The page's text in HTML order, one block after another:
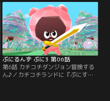
といたあいるんの正体は、あいるん
のことが大すきな『おしるん』だっ
た。 あいるんの大ファンで、あいる
んのいいところを知ってもらいたい
らしい。
ぷにるんず ぷに3 第06話
第6話 カチコチダンジョン冒険する
ん♪／カチコチランドに『ぷにすた